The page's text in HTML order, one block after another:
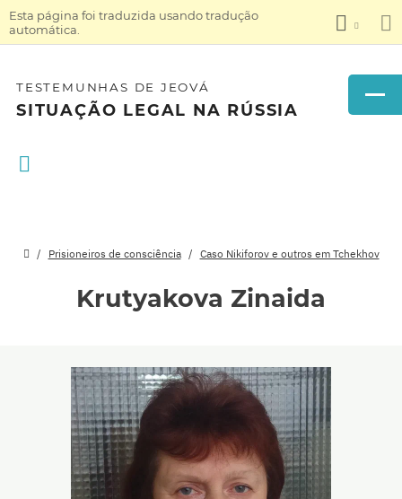
Esta página foi traduzida usando tradução
automática.
TESTEMUNHAS DE JEOVÁ
SITUAÇÃO LEGAL NA RÚSSIA
Prisioneiros de consciência Caso Nikiforov e outros em Tchekhov
Krutyakova Zinaida